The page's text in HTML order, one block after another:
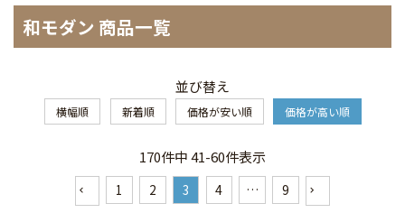
和モダン 商品一覧
並び替え
横幅順 新着順 価格が安い順 価格が高い順
170件中41-60件表示
1 2 3 4 … 9